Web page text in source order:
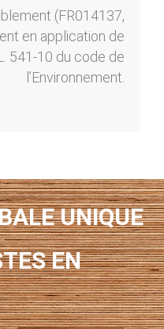
(FR014137,
en application de
541-10 du code de
l’Environnement.
UNIQUE
EN